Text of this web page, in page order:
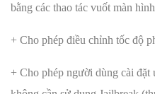
bằng các thao tác vuốt màn
+ Cho phép điều chỉnh tốc độ
+ Cho phép người dùng cài đặt